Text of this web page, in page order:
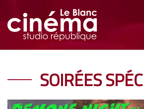
Accéder au contenu principal
SOIRÉES